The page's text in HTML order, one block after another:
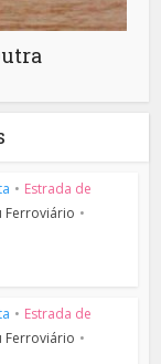
• Estrada de
Ferroviário •
• Estrada de
Ferroviário •